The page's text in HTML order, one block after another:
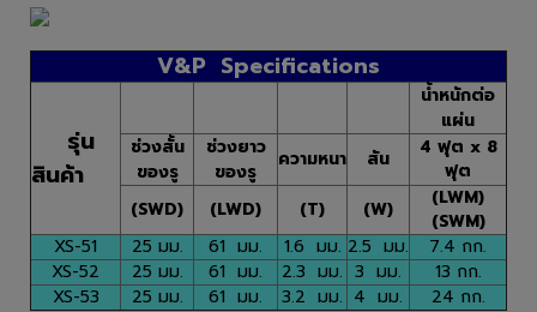
V&P Specifications
รุ่น
สินค้า
น้ำหนักต่อ
แผ่น
ช่วงสั้น
ของรู
ช่วงยาว
ของรู
ความหนา สัน
4 ฟุต x 8
ฟุต
(SWD)
(LWD) (T) (W)
(LWM)
(SWM)
XS-51
25 มม. 61 มม. 1.6 มม. 2.5 มม.
7.4 กก.
XS-52
25 มม. 61 มม. 2.3 มม. 3 มม.
13 กก.
XS-53
25 มม. 61 มม. 3.2 มม. 4 มม. 24 กก.